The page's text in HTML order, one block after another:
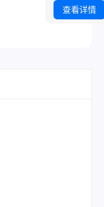
数据。
行“开盘恢复
查看详情